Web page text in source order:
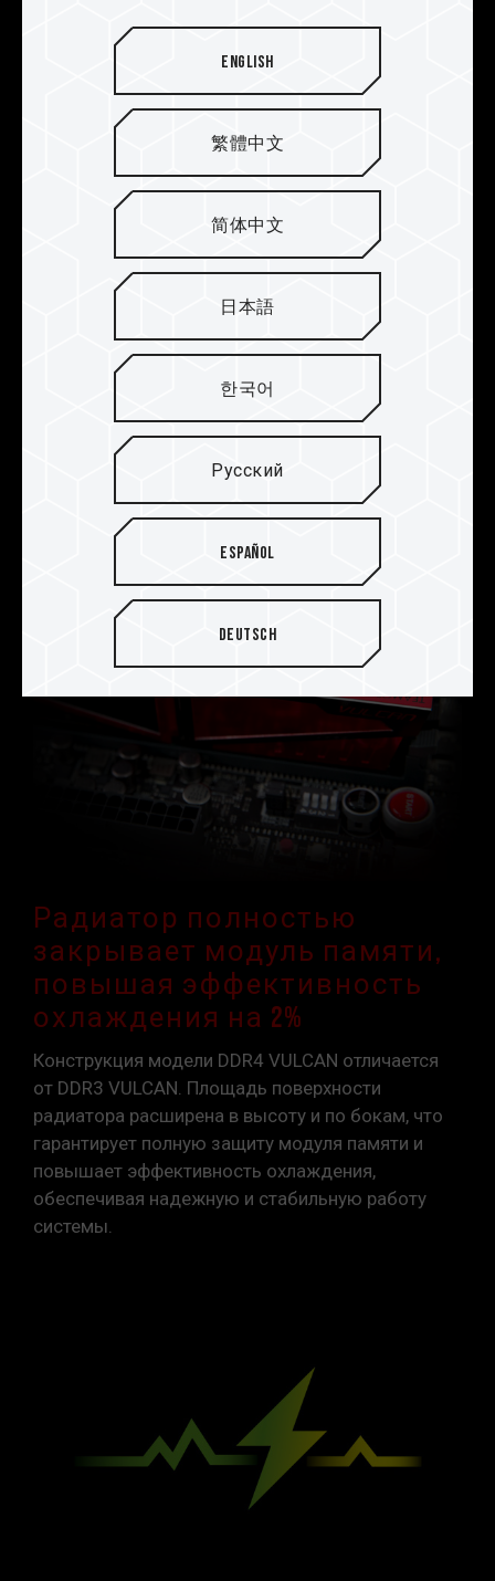
Корпус с рифлением и
элегантный двухцветный
дизайн
Компания TEAMGROUP разработала радиатор с
совершенно новой концепцией внешнего
дизайна. Устройство отличается двухцветным
асимметричным дизайном, подчеркивающим
уникальный стиль модели VULCAN.
Пользователи могут выбрать яркую красно-
черную или более нейтральную черно-серую
Радиатор полностью
закрывает модуль памяти,
повышая эффективность
охлаждения на 2%
Конструкция модели DDR4 VULCAN отличается
от DDR3 VULCAN. Площадь поверхности
радиатора расширена в высоту и по бокам, что
гарантирует полную защиту модуля памяти и
повышает эффективность охлаждения,
обеспечивая надежную и стабильную работу
системы.
English
繁體中文
简体中文
日本語
한국어
Русский
Español
Deutsch